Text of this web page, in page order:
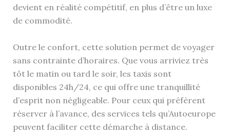
devient en réalité compétitif, en plus d’être un luxe
de commodité.
Outre le confort, cette solution permet de voyager
sans contrainte d’horaires. Que vous arriviez très
tôt le matin ou tard le soir, les taxis sont
disponibles 24h/24, ce qui offre une tranquillité
d’esprit non négligeable. Pour ceux qui préfèrent
réserver à l’avance, des services tels qu’Autoeurope
peuvent faciliter cette démarche à distance.